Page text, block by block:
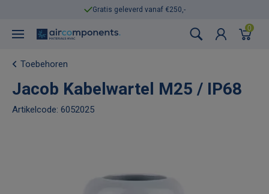
Gratis geleverd vanaf €250,-
0
Toebehoren
Jacob Kabelwartel M25 / IP68
Artikelcode: 6052025